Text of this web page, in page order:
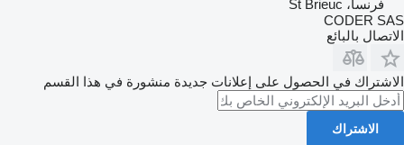
فرنسا، St Brieuc
CODER SAS
الاتصال بالبائع
الاشتراك في الحصول على إعلانات جديدة منشورة في هذا القسم
الاشتراك